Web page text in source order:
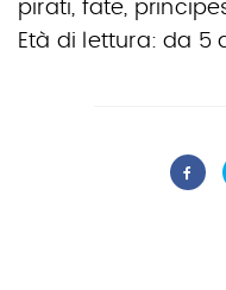
pirati, fate,
Età di lettura: da 5